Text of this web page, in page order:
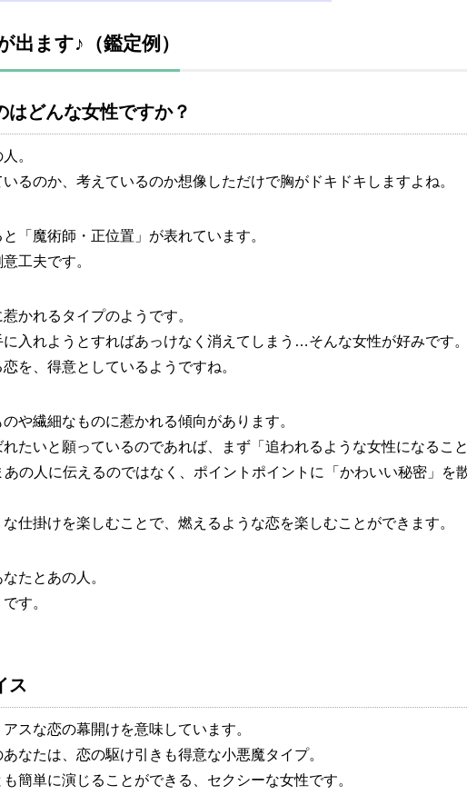
出ます♪（鑑定例）
はどんな女性ですか？
。
るのか、考えているのか想像しただけで胸がドキドキしますよね。
「魔術師・正位置」が表れています。
工夫です。
かれるタイプのようです。
入れようとすればあっけなく消えてしまう…そんな女性が好みです。
を、得意としているようですね。
や繊細なものに惹かれる傾向があります。
たいと願っているのであれば、まず「追われるような女性になること
の人に伝えるのではなく、ポイントポイントに「かわいい秘密」を
仕掛けを楽しむことで、燃えるような恋を楽しむことができます。
たとあの人。
す。
ス
スな恋の幕開けを意味しています。
なたは、恋の駆け引きも得意な小悪魔タイプ。
簡単に演じることができる、セクシーな女性です。